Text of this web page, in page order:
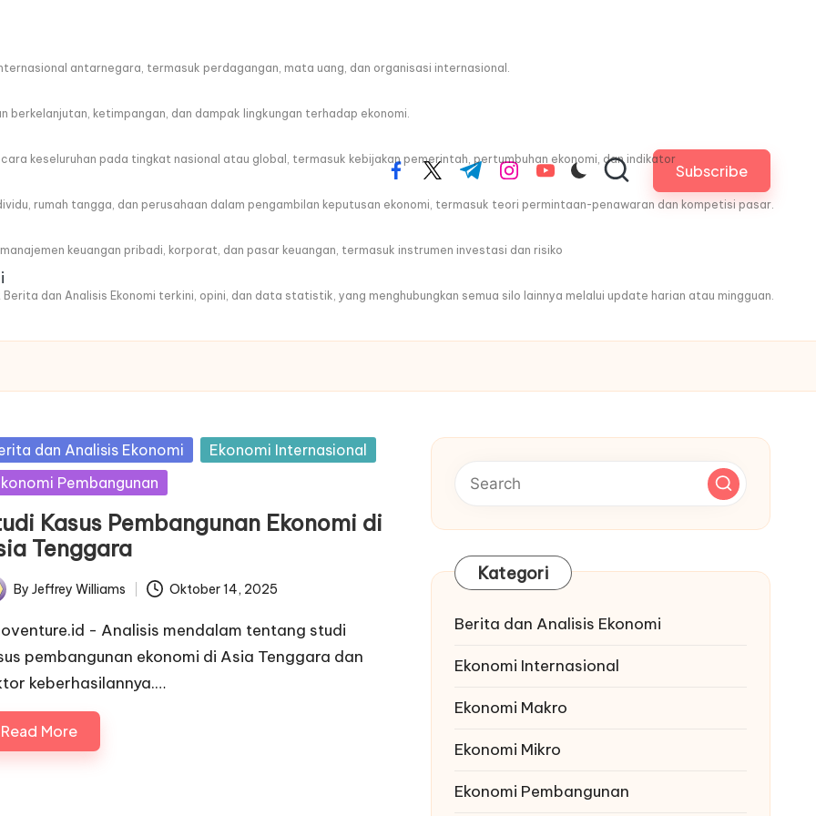
antarnegara, termasuk perdagangan, mata uang, dan organisasi internasional.
berkelanjutan, ketimpangan, dan dampak lingkungan terhadap ekonomi.
keseluruhan pada tingkat nasional atau global, termasuk kebijakan pemerintah, pertumbuhan ekonomi, dan indikator
rumah tangga, dan perusahaan dalam pengambilan keputusan ekonomi, termasuk teori permintaan-penawaran dan kompetisi pasar.
keuangan pribadi, korporat, dan pasar keuangan, termasuk instrumen investasi dan risiko
dan Analisis Ekonomi terkini, opini, dan data statistik, yang menghubungkan semua silo lainnya melalui update harian atau mingguan.
facebook.com
twitter.com
t.me instagram.com
youtube.com Subscribe
dan Analisis Ekonomi
Ekonomi Internasional
Pembangunan
Kasus Pembangunan Ekonomi di
Tenggara
By Jeffrey Williams Oktober 14, 2025
- Analisis mendalam tentang studi
pembangunan ekonomi di Asia Tenggara dan
keberhasilannya.…
Read More
Kategori
Berita dan Analisis Ekonomi
Ekonomi Internasional
Ekonomi Makro
Ekonomi Mikro
Ekonomi Pembangunan